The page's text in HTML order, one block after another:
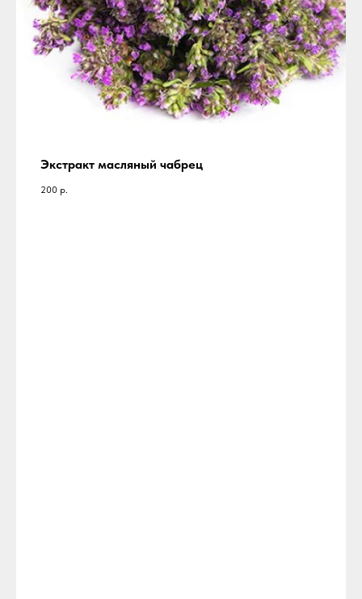
Экстракт масляный чабрец
200 р.